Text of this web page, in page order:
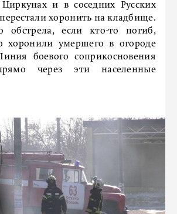
и в соседних Русских
хоронить на кладбище.
обстрела, если кто-то погиб,
хоронили умершего в огороде
боевого соприкосновения
через эти населенные